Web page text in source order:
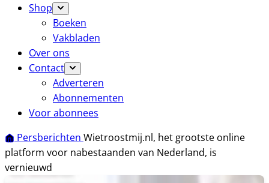
Shop
Boeken
Vakbladen
Over ons
Contact
Adverteren
Abonnementen
Voor abonnees
Persberichten Wietroostmij.nl, het grootste online
platform voor nabestaanden van Nederland, is
vernieuwd